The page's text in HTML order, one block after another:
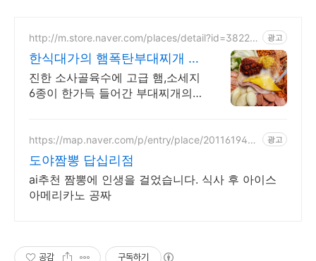
http://m.store.naver.com/places/detail?id=38226
광고
한식대가의 햄폭탄부대찌개 부
대찌개의 신세계 햄이 폭발
진한 소사골육수에 고급 햄,소세지
6종이 한가득 들어간 부대찌개의
서 나오는 깊고 진한맛
https://map.naver.com/p/entry/place/201161948
광고
도야짬뽕 답십리점
ai추천 짬뽕에 인생을 걸었습니다. 식사 후 아이스
아메리카노 공짜
공감 구독하기